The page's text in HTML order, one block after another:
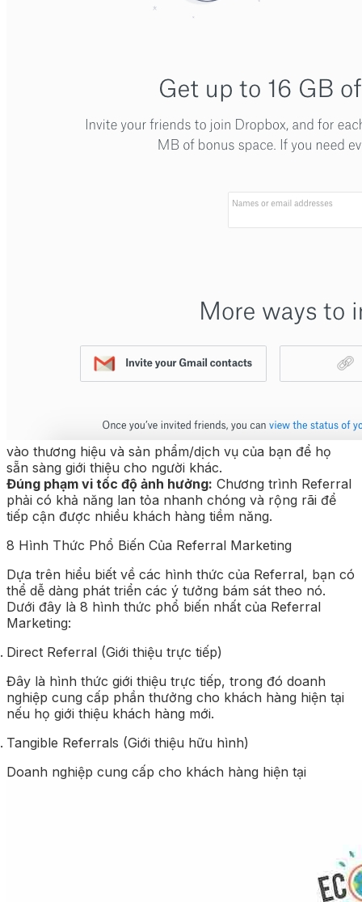
vào thương hiệu và sản phẩm/dịch vụ của bạn để họ
sẵn sàng giới thiệu cho người khác.
Đúng phạm vi tốc độ ảnh hưởng: Chương trình Referral
phải có khả năng lan tỏa nhanh chóng và rộng rãi để
tiếp cận được nhiều khách hàng tiềm năng.
8 Hình Thức Phổ Biến Của Referral Marketing
Dựa trên hiểu biết về các hình thức của Referral, bạn có
thể dễ dàng phát triển các ý tưởng bám sát theo nó.
Dưới đây là 8 hình thức phổ biến nhất của Referral
Marketing:
Direct Referral (Giới thiệu trực tiếp)
Đây là hình thức giới thiệu trực tiếp, trong đó doanh
nghiệp cung cấp phần thưởng cho khách hàng hiện tại
nếu họ giới thiệu khách hàng mới.
Tangible Referrals (Giới thiệu hữu hình)
Doanh nghiệp cung cấp cho khách hàng hiện tại